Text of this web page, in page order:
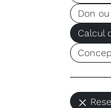
Don
Calcul